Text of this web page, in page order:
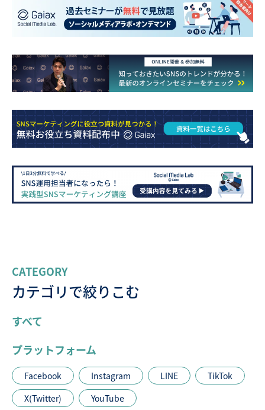
CATEGORY
カテゴリで絞りこむ
すべて
プラットフォーム
Facebook Instagram LINE
TikTok
X(Twitter)
YouTube